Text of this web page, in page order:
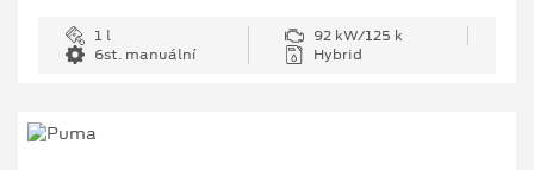
1 l
92 kW/125 k
6st. manuální
Hybrid